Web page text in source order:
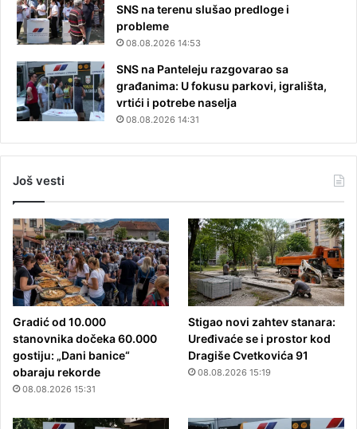
SNS na terenu slušao predloge i
probleme
08.08.2026 14:53
SNS na Panteleju razgovarao sa
građanima: U fokusu parkovi, igrališta,
vrtići i potrebe naselja
08.08.2026 14:31
Još vesti
Gradić od 10.000
stanovnika dočeka 60.000
gostiju: „Dani banice“
obaraju rekorde
08.08.2026 15:31
Stigao novi zahtev stanara:
Uređivaće se i prostor kod
Dragiše Cvetkovića 91
08.08.2026 15:19